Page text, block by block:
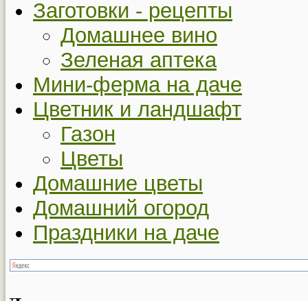
Заготовки - рецепты
Домашнее вино
Зеленая аптека
Мини-ферма на даче
Цветник и ландшафт
Газон
Цветы
Домашние цветы
Домашний огород
Праздники на даче